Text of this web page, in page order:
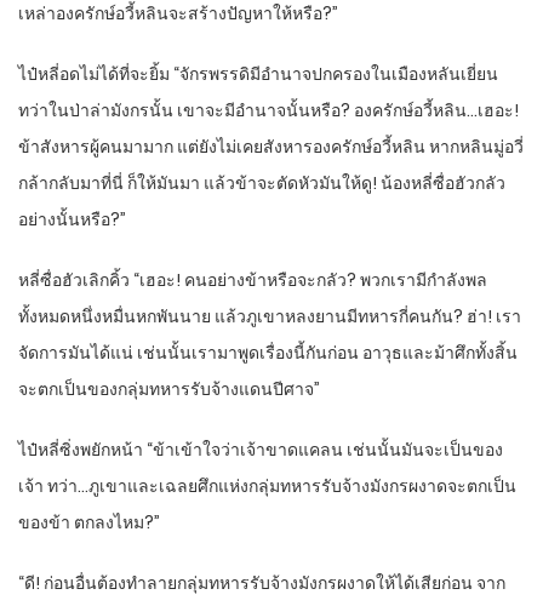
เหล่าองครักษ์อวี้หลินจะสร้างปัญหาให้หรือ?”
ไป๋หลี่อดไม่ได้ที่จะยิ้ม “จักรพรรดิมีอำนาจปกครองในเมืองหลันเยี่ยน
ทว่าในป่าล่ามังกรนั้น เขาจะมีอำนาจนั้นหรือ? องครักษ์อวี้หลิน…เฮอะ!
ข้าสังหารผู้คนมามาก แต่ยังไม่เคยสังหารองครักษ์อวี้หลิน หากหลินมู่อวี่
กล้ากลับมาที่นี่ ก็ให้มันมา แล้วข้าจะตัดหัวมันให้ดู! น้องหลี่ซื่อฮัวกลัว
อย่างนั้นหรือ?”
หลี่ซื่อฮัวเลิกคิ้ว “เฮอะ! คนอย่างข้าหรือจะกลัว? พวกเรามีกำลังพล
ทั้งหมดหนึ่งหมื่นหกพันนาย แล้วภูเขาหลงยานมีทหารกี่คนกัน? ฮ่า! เรา
จัดการมันได้แน่ เช่นนั้นเรามาพูดเรื่องนี้กันก่อน อาวุธและม้าศึกทั้งสิ้น
จะตกเป็นของกลุ่มทหารรับจ้างแดนปีศาจ”
ไป๋หลี่ซิ่งพยักหน้า “ข้าเข้าใจว่าเจ้าขาดแคลน เช่นนั้นมันจะเป็นของ
เจ้า ทว่า…ภูเขาและเฉลยศึกแห่งกลุ่มทหารรับจ้างมังกรผงาดจะตกเป็น
ของข้า ตกลงไหม?”
“ดี! ก่อนอื่นต้องทำลายกลุ่มทหารรับจ้างมังกรผงาดให้ได้เสียก่อน จาก